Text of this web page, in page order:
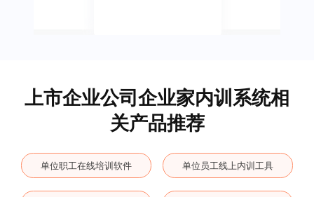
上市企业公司企业家内训系统相
关产品推荐
单位职工在线培训软件 单位员工线上内训工具